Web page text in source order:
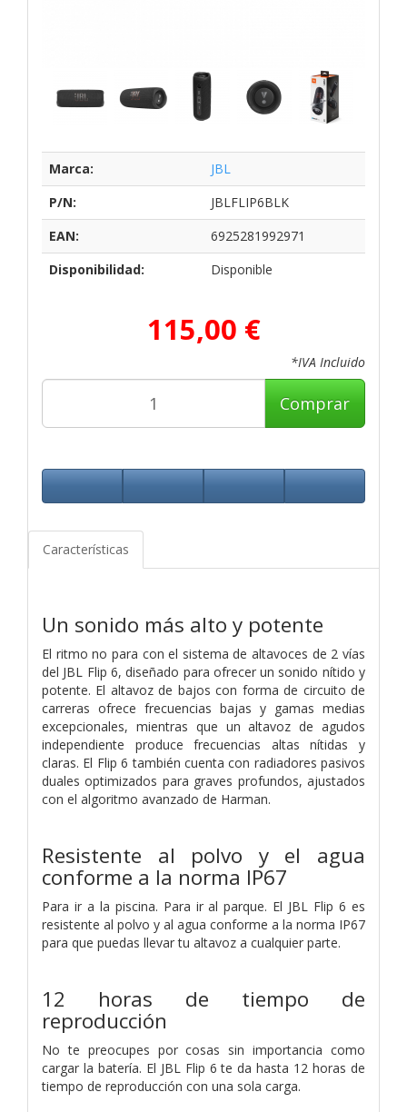
Marca:
JBL
P/N:
JBLFLIP6BLK
EAN:
6925281992971
Disponibilidad:
Disponible
115,00 €
*IVA Incluido
Comprar
Características
Un sonido más alto y potente
El ritmo no para con el sistema de altavoces de 2 vías
del JBL Flip 6, diseñado para ofrecer un sonido nítido y
potente. El altavoz de bajos con forma de circuito de
carreras ofrece frecuencias bajas y gamas medias
excepcionales, mientras que un altavoz de agudos
independiente produce frecuencias altas nítidas y
claras. El Flip 6 también cuenta con radiadores pasivos
duales optimizados para graves profundos, ajustados
con el algoritmo avanzado de Harman.
Resistente al polvo y el agua
conforme a la norma IP67
Para ir a la piscina. Para ir al parque. El JBL Flip 6 es
resistente al polvo y al agua conforme a la norma IP67
para que puedas llevar tu altavoz a cualquier parte.
12 horas de tiempo de
reproducción
No te preocupes por cosas sin importancia como
cargar la batería. El JBL Flip 6 te da hasta 12 horas de
tiempo de reproducción con una sola carga.